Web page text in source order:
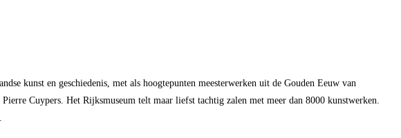
kunst en geschiedenis, met als hoogtepunten meesterwerken uit de Gouden Eeuw van
Cuypers. Het Rijksmuseum telt maar liefst tachtig zalen met meer dan 8000 kunstwerken.